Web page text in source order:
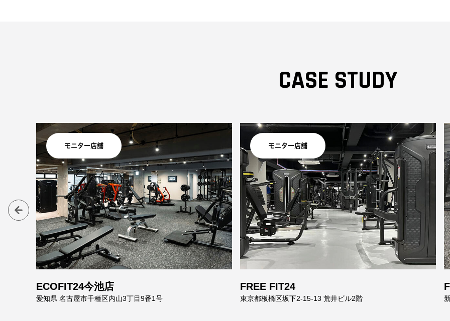
CASE STUDY
ECOFIT24今池店
愛知県 名古屋市千種区内山3丁目9番1号
モニター店舗
FREE FIT24
東京都板橋区坂下2-15-13 荒井ビル2階
モニター店舗